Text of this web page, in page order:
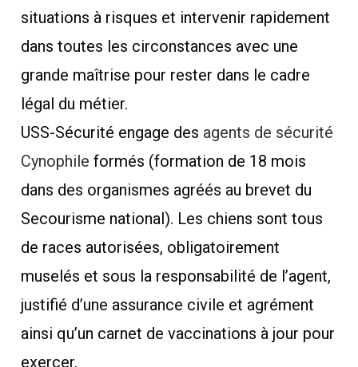
situations à risques et intervenir rapidement
dans toutes les circonstances avec une
grande maîtrise pour rester dans le cadre
légal du métier.
USS-Sécurité engage des agents de sécurité
Cynophile formés (formation de 18 mois
dans des organismes agréés au brevet du
Secourisme national). Les chiens sont tous
de races autorisées, obligatoirement
muselés et sous la responsabilité de l’agent,
justifié d’une assurance civile et agrément
ainsi qu’un carnet de vaccinations à jour pour
exercer.